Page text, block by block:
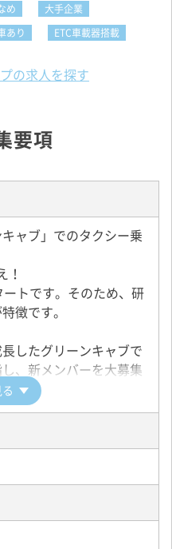
め
大手企業
あり ETC車載器搭載
の求人を探す
要項
ャブ」でのタクシー乗
！
トです。そのため、研
徴です。
したグリーンキャブで
、新メンバーを大募集
数々！働きやすい環境
社負担！
給しています。